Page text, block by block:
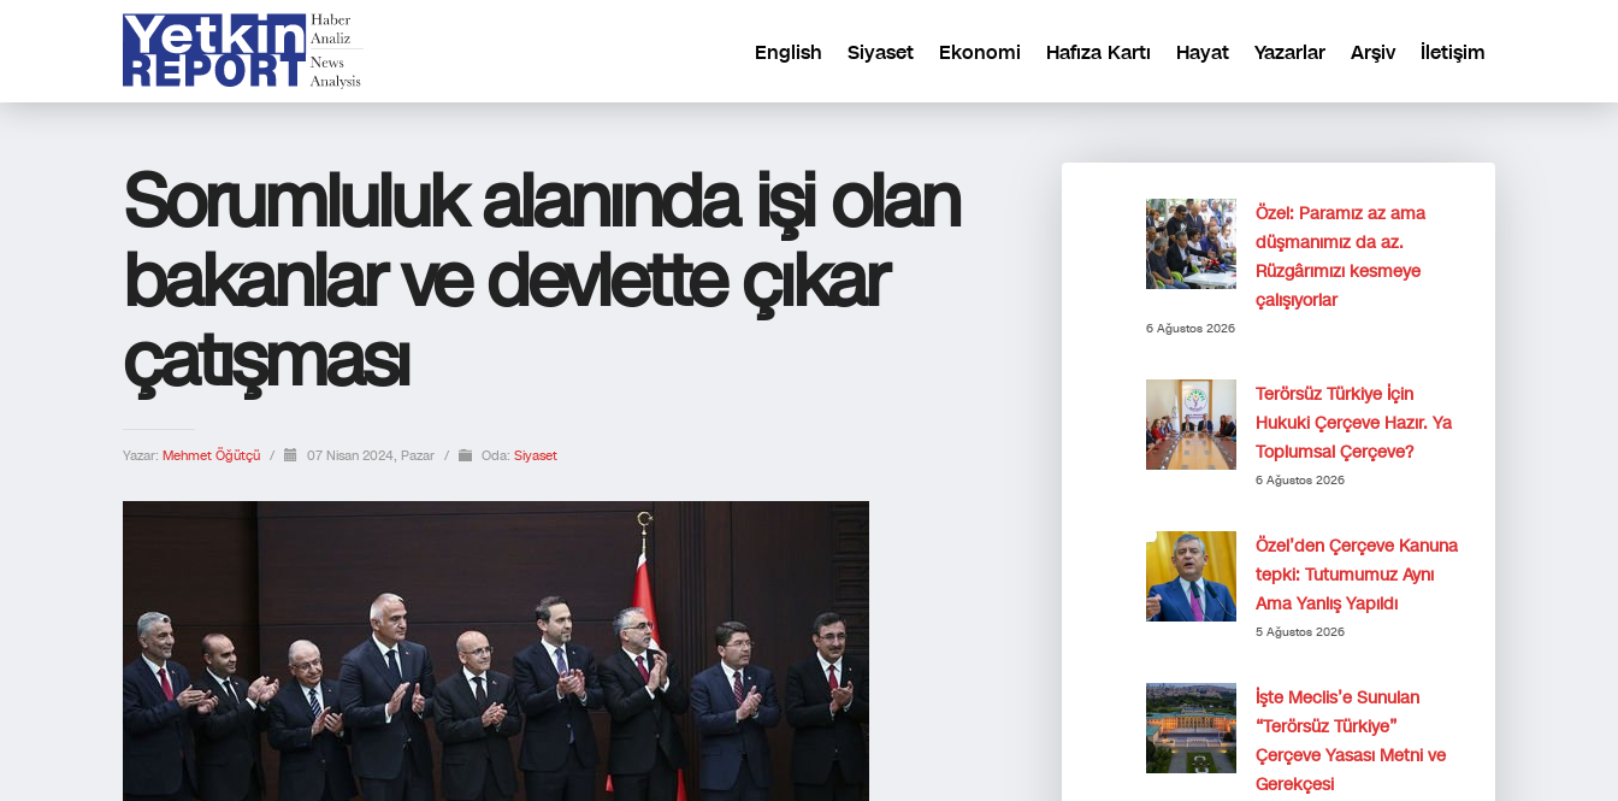
English Siyaset Ekonomi Hafıza Kartı Hayat Yazarlar Arşiv İletişim
Sorumluluk alanında işi olan
bakanlar ve devlette çıkar
çatışması
Yazar: Mehmet Öğütçü / 07 Nisan 2024, Pazar / Oda: Siyaset
Özel: Paramız az ama
düşmanımız da az.
Rüzgârımızı kesmeye
çalışıyorlar
6 Ağustos 2026
Terörsüz Türkiye İçin
Hukuki Çerçeve Hazır. Ya
Toplumsal Çerçeve?
6 Ağustos 2026
Özel’den Çerçeve Kanuna
tepki: Tutumumuz Aynı
Ama Yanlış Yapıldı
5 Ağustos 2026
İşte Meclis’e Sunulan
“Terörsüz Türkiye”
Çerçeve Yasası Metni ve
Gerekçesi